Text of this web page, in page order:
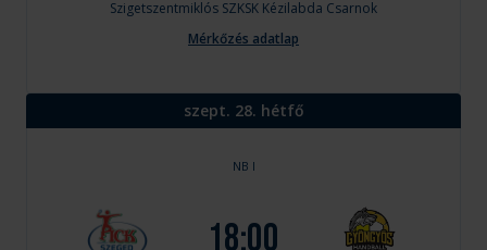
Szigetszentmiklós SZKSK Kézilabda Csarnok
Mérkőzés adatlap
szept. 28. hétfő
NB I
18:00